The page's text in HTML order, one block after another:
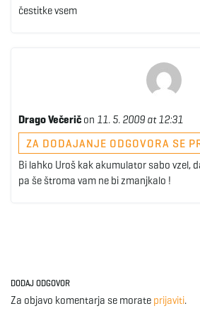
čestitke vsem
Drago Večerič on 11. 5. 2009 at 12:31
ZA DODAJANJE ODGOVORA SE
Bi lahko Uroš kak akumulator sabo vzel,
pa še štroma vam ne bi zmanjkalo !
DODAJ ODGOVOR
Za objavo komentarja se morate prijaviti.